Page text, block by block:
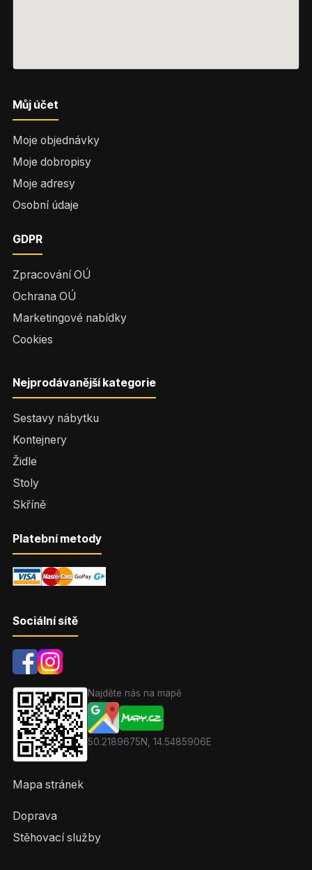
Můj účet
Moje objednávky
Moje dobropisy
Moje adresy
Osobní údaje
GDPR
Zpracování OÚ
Ochrana OÚ
Marketingové nabídky
Cookies
Nejprodávanější kategorie
Sestavy nábytku
Kontejnery
Židle
Stoly
Skříně
Platební metody
Sociální sítě
Najděte nás na mapě
50.2189675N, 14.5485906E
Mapa stránek
Doprava
Stěhovací služby